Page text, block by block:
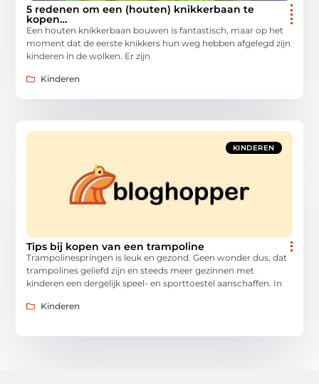
5 redenen om een (houten) knikkerbaan te
kopen…
Een houten knikkerbaan bouwen is fantastisch, maar op het
moment dat de eerste knikkers hun weg hebben afgelegd zijn
kinderen in de wolken. Er zijn
Kinderen
KINDEREN
Tips bij kopen van een trampoline
Trampolinespringen is leuk en gezond. Geen wonder dus, dat
trampolines geliefd zijn en steeds meer gezinnen met
kinderen een dergelijk speel- en sporttoestel aanschaffen. In
Kinderen